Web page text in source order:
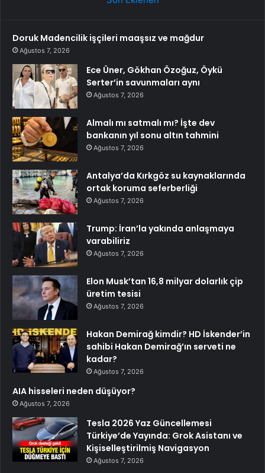
Doruk Madencilik işçileri maaşsız ve mağdur
Ağustos 7, 2026
Ece Üner, Gökhan Özoğuz, Öykü
Serter’in savunmaları aynı
Ağustos 7, 2026
Almalı mı satmalı mı? İşte dev
bankanın yıl sonu altın tahmini
Ağustos 7, 2026
Antalya’da Kırkgöz su kaynaklarında
ortak koruma seferberliği
Ağustos 7, 2026
Trump: İran’la yakında anlaşmaya
varabiliriz
Ağustos 7, 2026
Elon Musk’tan 16,8 milyar dolarlık çip
üretim tesisi
Ağustos 7, 2026
Hakan Demirağ kimdir? HD İskender’in
sahibi Hakan Demirağ’ın serveti ne
kadar?
Ağustos 7, 2026
AIA hisseleri neden düşüyor?
Ağustos 7, 2026
Tesla 2026 Yaz Güncellemesi
Türkiye’de Yayında: Grok Asistanı ve
Kişiselleştirilmiş Navigasyon
Ağustos 7, 2026